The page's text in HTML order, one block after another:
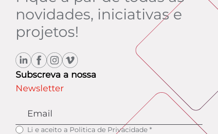
novidades, iniciativas e
projetos!
Subscreva a nossa
Newsletter
Li e aceito a Politica de Privacidade *